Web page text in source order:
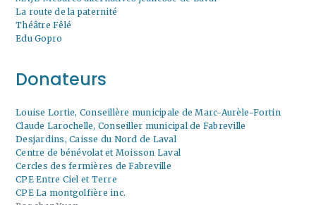
La route de la paternité
Théâtre Fêlé
Edu Gopro
Donateurs
Louise Lortie, Conseillère municipale de Marc-Aurèle-Fortin
Claude Larochelle, Conseiller municipal de Fabreville
Desjardins, Caisse du Nord de Laval
Centre de bénévolat et Moisson Laval
Cercles des fermières de Fabreville
CPE Entre Ciel et Terre
CPE La montgolfière inc.